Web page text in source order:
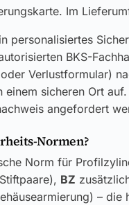
Im
personalisiertes
BKS-
Verlustformular)
sicheren Ort
angefordert
Normen?
Norm für
BZ
–